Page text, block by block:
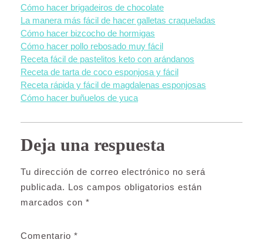
Cómo hacer brigadeiros de chocolate
La manera más fácil de hacer galletas craqueladas
Cómo hacer bizcocho de hormigas
Cómo hacer pollo rebosado muy fácil
Receta fácil de pastelitos keto con arándanos
Receta de tarta de coco esponjosa y fácil
Receta rápida y fácil de magdalenas esponjosas
Cómo hacer buñuelos de yuca
Deja una respuesta
Tu dirección de correo electrónico no será
publicada. Los campos obligatorios están
marcados con *
Comentario *